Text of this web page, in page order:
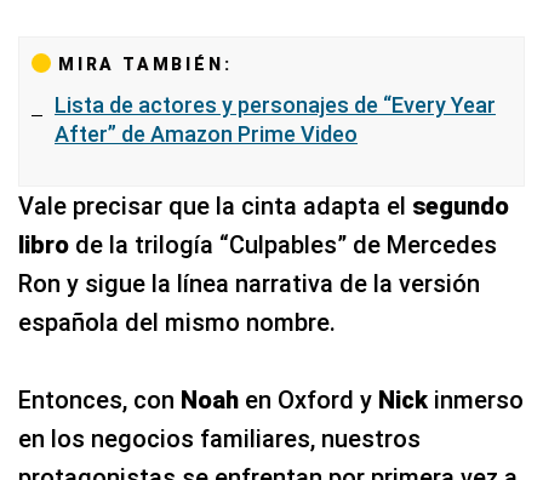
MIRA TAMBIÉN:
Lista de actores y personajes de “Every Year
After” de Amazon Prime Video
Vale precisar que la cinta adapta el segundo
libro de la trilogía “Culpables” de Mercedes
Ron y sigue la línea narrativa de la versión
española del mismo nombre.
Entonces, con Noah en Oxford y Nick inmerso
en los negocios familiares, nuestros